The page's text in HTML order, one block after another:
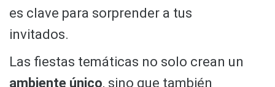
es clave para sorprender a tus
invitados.
Las fiestas temáticas no solo crean un
ambiente único, sino que también